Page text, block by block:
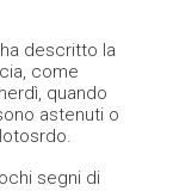
ha descritto la
come
quando
astenuti o
segni di